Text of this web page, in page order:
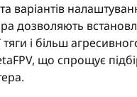
варіантів
дозволяють
і більш
що спрощує